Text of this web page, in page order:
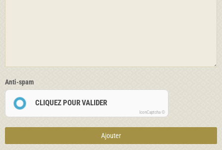
Anti-spam
CLIQUEZ POUR VALIDER
IconCaptcha ©
Ajouter